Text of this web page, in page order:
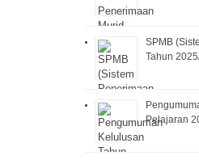
SPMB
Tahun
Pelajaran